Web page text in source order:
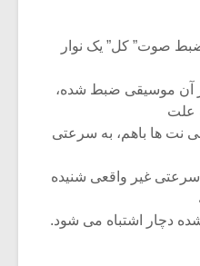
صوت” کل” یک نوار
آن موسیقی ضبط شده،
علت
نت ها باهم، به سرعتی
سرعتی غیر واقعی شنیده
دچار اشتباه می شود.دوره